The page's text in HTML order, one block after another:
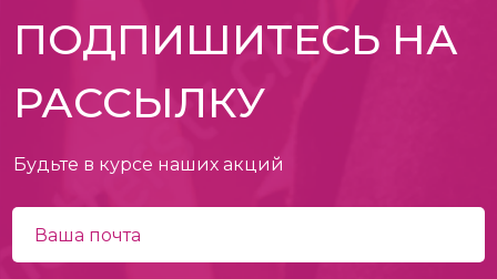
ПОДПИШИТЕСЬ НА
РАССЫЛКУ
Будьте в курсе наших акций